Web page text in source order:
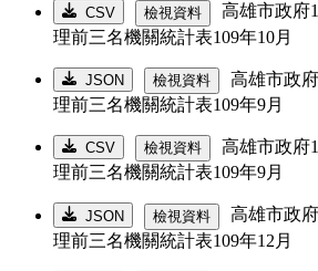
CSV 檢視資料
高雄市政府
理前三名機關統計表109年10月
JSON 檢視資料
高雄市政
理前三名機關統計表109年9月
CSV 檢視資料
高雄市政府
理前三名機關統計表109年9月
JSON 檢視資料
高雄市政
理前三名機關統計表109年12月